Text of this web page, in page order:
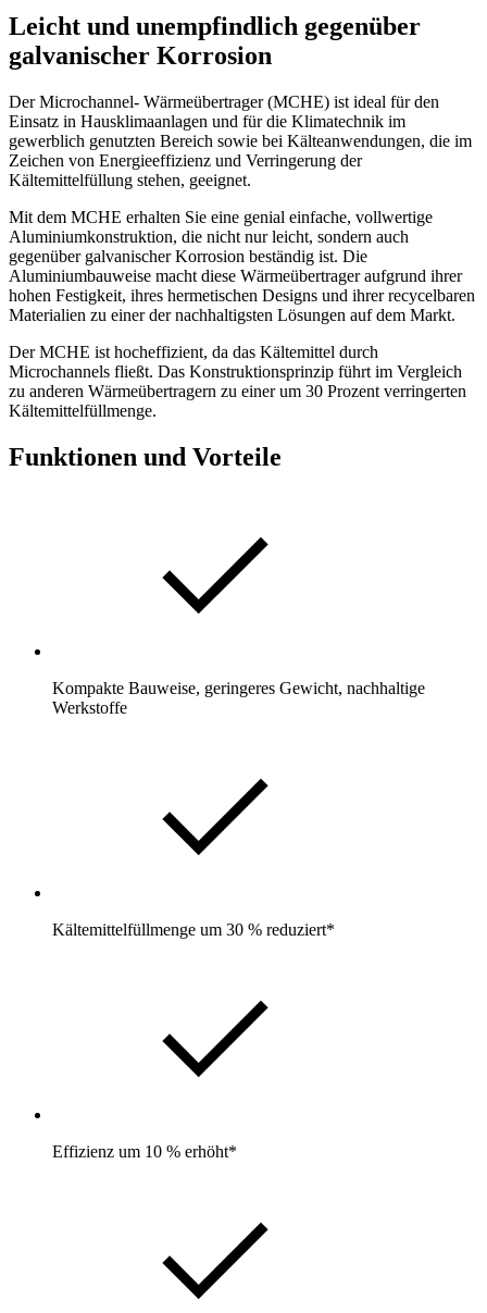
Leicht und unempfindlich gegenüber
galvanischer Korrosion
Der Microchannel- Wärmeübertrager (MCHE) ist ideal für den
Einsatz in Hausklimaanlagen und für die Klimatechnik im
gewerblich genutzten Bereich sowie bei Kälteanwendungen, die im
Zeichen von Energieeffizienz und Verringerung der
Kältemittelfüllung stehen, geeignet.
Mit dem MCHE erhalten Sie eine genial einfache, vollwertige
Aluminiumkonstruktion, die nicht nur leicht, sondern auch
gegenüber galvanischer Korrosion beständig ist. Die
Aluminiumbauweise macht diese Wärmeübertrager aufgrund ihrer
hohen Festigkeit, ihres hermetischen Designs und ihrer recycelbaren
Materialien zu einer der nachhaltigsten Lösungen auf dem Markt.
Der MCHE ist hocheffizient, da das Kältemittel durch
Microchannels fließt. Das Konstruktionsprinzip führt im Vergleich
zu anderen Wärmeübertragern zu einer um 30 Prozent verringerten
Kältemittelfüllmenge.
Funktionen und Vorteile
Kompakte Bauweise, geringeres Gewicht, nachhaltige
Werkstoffe
Kältemittelfüllmenge um 30 % reduziert*
Effizienz um 10 % erhöht*